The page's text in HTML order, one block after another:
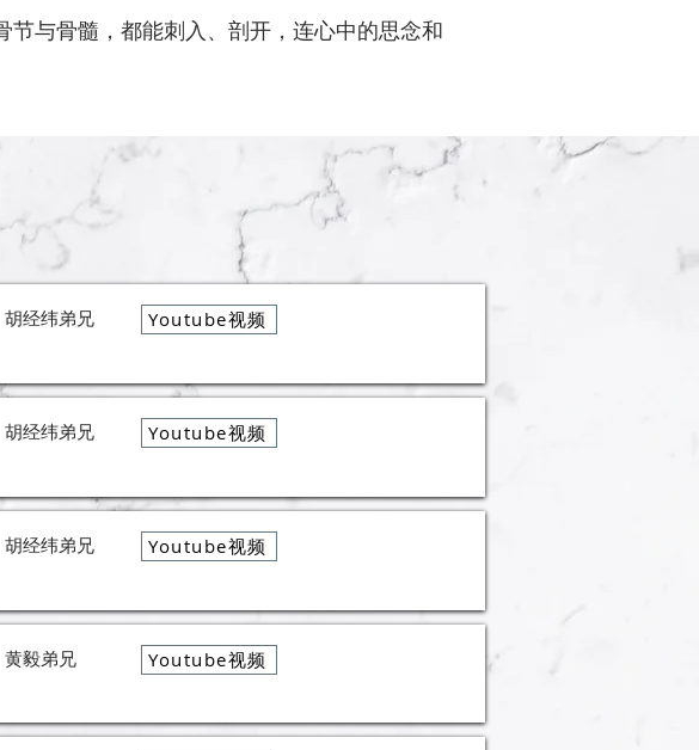
与骨髓，都能刺入、剖开，连心中的思念和
胡经纬弟兄 Youtube视频
胡经纬弟兄 Youtube视频
胡经纬弟兄 Youtube视频
黄毅弟兄 Youtube视频